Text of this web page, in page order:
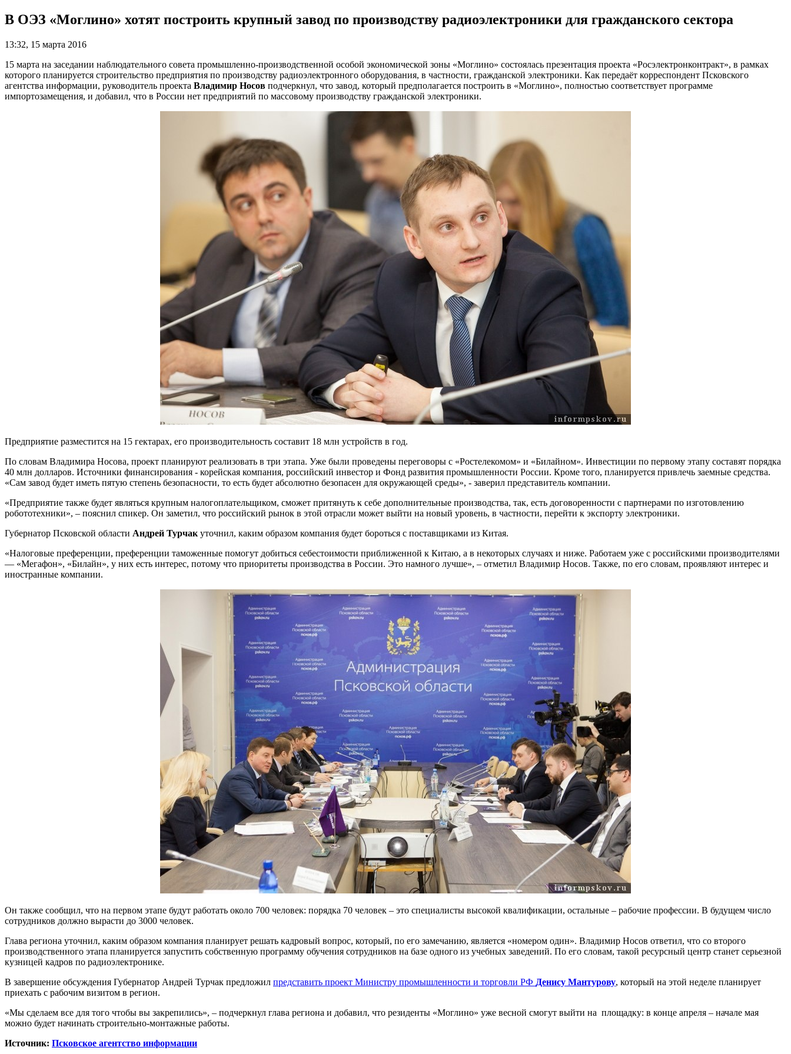
В ОЭЗ «Моглино» хотят построить крупный завод по производству радиоэлектроники для гражданского сектора
13:32, 15 марта 2016
15 марта на заседании наблюдательного совета промышленно-производственной особой экономической зоны «Моглино» состоялась презентация проекта «Росэлектронконтракт», в рамках
которого планируется строительство предприятия по производству радиоэлектронного оборудования, в частности, гражданской электроники. Как передаёт корреспондент Псковского
агентства информации, руководитель проекта Владимир Носов подчеркнул, что завод, который предполагается построить в «Моглино», полностью соответствует программе
импортозамещения, и добавил, что в России нет предприятий по массовому производству гражданской электроники.
Предприятие разместится на 15 гектарах, его производительность составит 18 млн устройств в год.
По словам Владимира Носова, проект планируют реализовать в три этапа. Уже были проведены переговоры с «Ростелекомом» и «Билайном». Инвестиции по первому этапу составят порядка
40 млн долларов. Источники финансирования - корейская компания, российский инвестор и Фонд развития промышленности России. Кроме того, планируется привлечь заемные средства.
«Сам завод будет иметь пятую степень безопасности, то есть будет абсолютно безопасен для окружающей среды», - заверил представитель компании.
«Предприятие также будет являться крупным налогоплательщиком, сможет притянуть к себе дополнительные производства, так, есть договоренности с партнерами по изготовлению
робототехники», – пояснил спикер. Он заметил, что российский рынок в этой отрасли может выйти на новый уровень, в частности, перейти к экспорту электроники.
Губернатор Псковской области Андрей Турчак уточнил, каким образом компания будет бороться с поставщиками из Китая.
«Налоговые преференции, преференции таможенные помогут добиться себестоимости приближенной к Китаю, а в некоторых случаях и ниже. Работаем уже с российскими производителями
— «Мегафон», «Билайн», у них есть интерес, потому что приоритеты производства в России. Это намного лучше», – отметил Владимир Носов. Также, по его словам, проявляют интерес и
иностранные компании.
Он также сообщил, что на первом этапе будут работать около 700 человек: порядка 70 человек – это специалисты высокой квалификации, остальные – рабочие профессии. В будущем число
сотрудников должно вырасти до 3000 человек.
Глава региона уточнил, каким образом компания планирует решать кадровый вопрос, который, по его замечанию, является «номером один». Владимир Носов ответил, что со второго
производственного этапа планируется запустить собственную программу обучения сотрудников на базе одного из учебных заведений. По его словам, такой ресурсный центр станет серьезной
кузницей кадров по радиоэлектронике.
В завершение обсуждения Губернатор Андрей Турчак предложил представить проект Министру промышленности и торговли РФ Денису Мантурову, который на этой неделе планирует
приехать с рабочим визитом в регион.
«Мы сделаем все для того чтобы вы закрепились», – подчеркнул глава региона и добавил, что резиденты «Моглино» уже весной смогут выйти на площадку: в конце апреля – начале мая
можно будет начинать строительно-монтажные работы.
Источник: Псковское агентство информации